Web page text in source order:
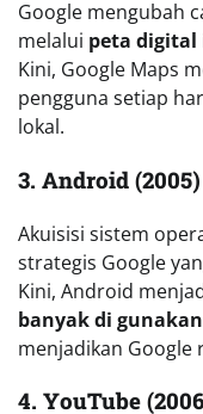
Google mengubah
melalui peta
Kini, Google Maps
pengguna setiap
lokal.
3. Android (2005)
Akuisisi sistem
strategis Google
Kini, Android
banyak di
menjadikan
4. YouTube